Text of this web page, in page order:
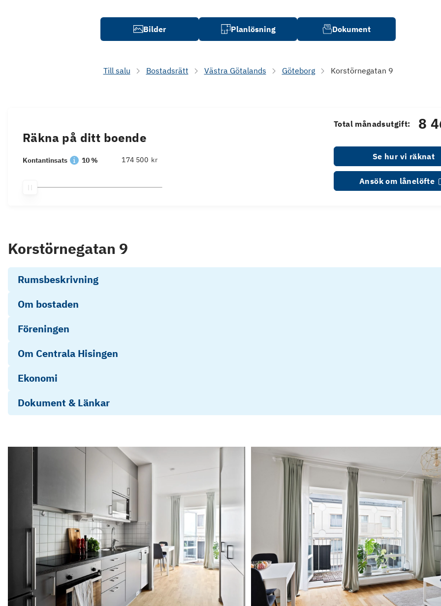
Bilder Planlösning Dokument
Till salu Bostadsrätt Västra Götalands Göteborg Korstörnegatan 9
Räkna på ditt boende
Kontantinsats 10 % kr
Total månadsutgift: 8
Se hur vi räknat
Ansök om lånelöfte
Korstörnegatan 9
Rumsbeskrivning
Om bostaden
Föreningen
Om Centrala Hisingen
Ekonomi
Dokument & Länkar